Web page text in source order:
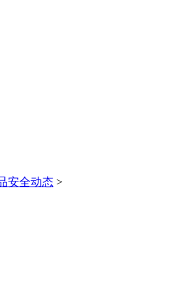
安全动态 >